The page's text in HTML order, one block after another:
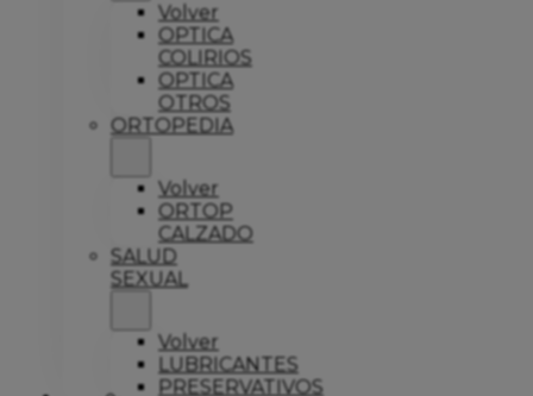
Volver
OPTICA
COLIRIOS
OPTICA
OTROS
ORTOPEDIA
Volver
ORTOP
CALZADO
SALUD
SEXUAL
Volver
LUBRICANTES
PRESERVATIVOS